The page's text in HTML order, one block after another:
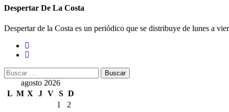
Despertar De La Costa
Despertar de la Costa es un periódico que se distribuye de lunes a
Buscar:
agosto 2026
L M X J V S D
1
2